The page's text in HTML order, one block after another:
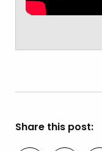
Share this post: